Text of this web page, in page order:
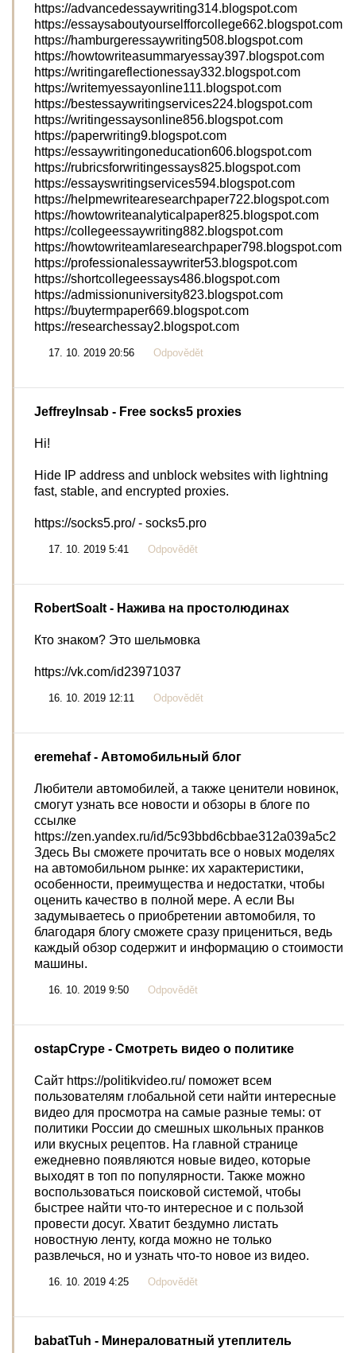
https://advancedessaywriting314.blogspot.com
https://essaysaboutyourselfforcollege662.blogspot.com
https://hamburgeressaywriting508.blogspot.com
https://howtowriteasummaryessay397.blogspot.com
https://writingareflectionessay332.blogspot.com
https://writemyessayonline111.blogspot.com
https://bestessaywritingservices224.blogspot.com
https://writingessaysonline856.blogspot.com
https://paperwriting9.blogspot.com
https://essaywritingoneducation606.blogspot.com
https://rubricsforwritingessays825.blogspot.com
https://essayswritingservices594.blogspot.com
https://helpmewritearesearchpaper722.blogspot.com
https://howtowriteanalyticalpaper825.blogspot.com
https://collegeessaywriting882.blogspot.com
https://howtowriteamlaresearchpaper798.blogspot.com
https://professionalessaywriter53.blogspot.com
https://shortcollegeessays486.blogspot.com
https://admissionuniversity823.blogspot.com
https://buytermpaper669.blogspot.com
https://researchessay2.blogspot.com
17. 10. 2019 20:56 Odpovědět
JeffreyInsab - Free socks5 proxies
Hi!
Hide IP address and unblock websites with lightning
fast, stable, and encrypted proxies.
https://socks5.pro/ - socks5.pro
17. 10. 2019 5:41 Odpovědět
RobertSoalt - Нажива на простолюдинах
Кто знаком? Это шельмовка
https://vk.com/id23971037
16. 10. 2019 12:11 Odpovědět
eremehaf- Автомобильный блог
Любители автомобилей, а также ценители новинок,
смогут узнать все новости и обзоры в блоге по
ссылке
https://zen.yandex.ru/id/5c93bbd6cbbae312a039a5c2
Здесь Вы сможете прочитать все о новых моделях
на автомобильном рынке: их характеристики,
особенности, преимущества и недостатки, чтобы
оценить качество в полной мере. А если Вы
задумываетесь о приобретении автомобиля, то
благодаря блогу сможете сразу прицениться, ведь
каждый обзор содержит и информацию о стоимости
машины.
16. 10. 2019 9:50 Odpovědět
ostapCrype - Смотреть видео о политике
Сайт https://politikvideo.ru/ поможет всем
пользователям глобальной сети найти интересные
видео для просмотра на самые разные темы: от
политики России до смешных школьных пранков
или вкусных рецептов. На главной странице
ежедневно появляются новые видео, которые
выходят в топ по популярности. Также можно
воспользоваться поисковой системой, чтобы
быстрее найти что-то интересное и с пользой
провести досуг. Хватит бездумно листать
новостную ленту, когда можно не только
развлечься, но и узнать что-то новое из видео.
16. 10. 2019 4:25 Odpovědět
babatTuh - Минераловатный утеплитель